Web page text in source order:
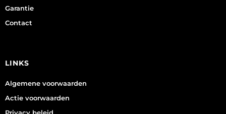
Garantie
Contact
LINKS
Algemene voorwaarden
Actie voorwaarden